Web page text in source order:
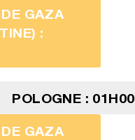
GAZA
:
POLOGNE : 01H00
GAZA